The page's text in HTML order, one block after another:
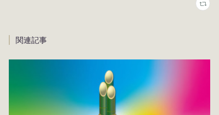
関連記事